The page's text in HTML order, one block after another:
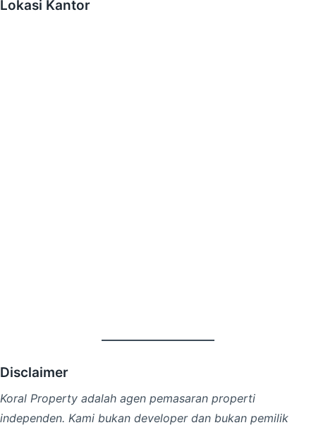
Lokasi Kantor
Disclaimer
Koral Property adalah agen pemasaran properti
independen. Kami bukan developer dan bukan pemilik